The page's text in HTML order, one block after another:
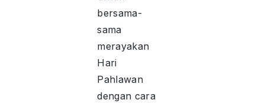
bersama-
sama
merayakan
Hari
Pahlawan
dengan cara